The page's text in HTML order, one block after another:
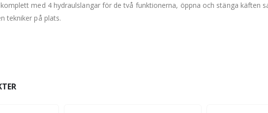
med 4 hydraulslangar för de två funktionerna, öppna och stänga käften
tekniker på plats.